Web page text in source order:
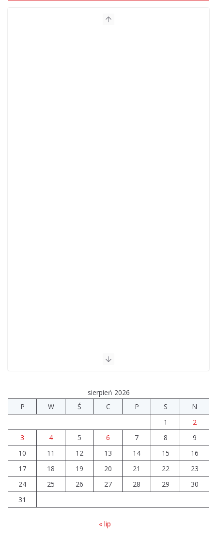
sierpień 2026
P
W Ś C P S
N
1
2
3
4 5 6 7 8
9
10
11 12 13 14 15
16
17
18 19 20 21 22
23
24
25 26 27 28 29
30
31
« lip